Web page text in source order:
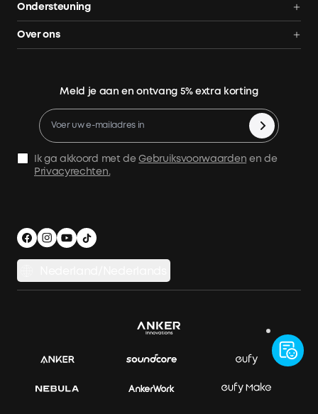
Duurzaamheid
Cashback
Ondersteuning
Contact
Bestelling annuleren
Fabrieksgarantie
Verzendvoorwaarden
Gegevensbescherming
Slimme hulp
Productkeuring
Over ons
Meld je aan en ontvang 5% extra korting
Ik ga akkoord met deGebruiksvoorwaarden en de
Privacyrechten.